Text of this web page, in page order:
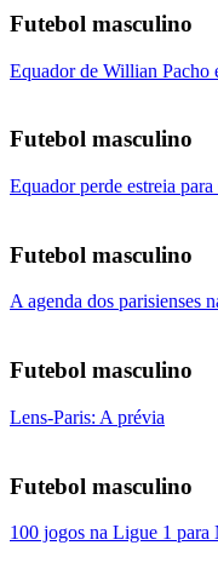
Futebol masculino
Equador de Willian Pacho
Futebol masculino
Equador perde estreia
Futebol masculino
A agenda dos parisienses
Futebol masculino
Lens-Paris: A prévia
Futebol masculino
100 jogos na Ligue 1 para